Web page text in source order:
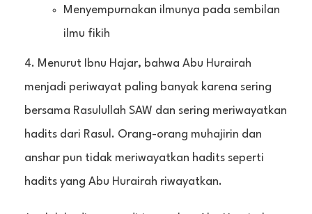
Menyempurnakan ilmunya pada sembilan
ilmu fikih
Menurut Ibnu Hajar, bahwa Abu Hurairah
menjadi periwayat paling banyak karena sering
bersama Rasulullah SAW dan sering meriwayatkan
hadits dari Rasul. Orang-orang muhajirin dan
anshar pun tidak meriwayatkan hadits seperti
hadits yang Abu Hurairah riwayatkan.